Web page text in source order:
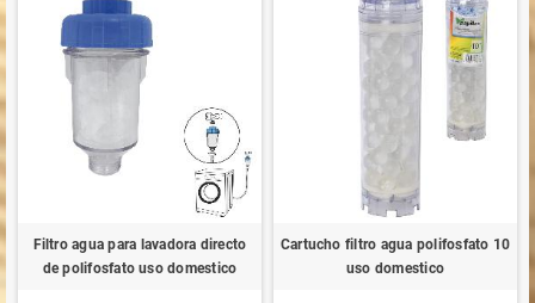
Filtro agua para lavadora directo
de polifosfato uso domestico
Cartucho filtro agua polifosfato 10
uso domestico